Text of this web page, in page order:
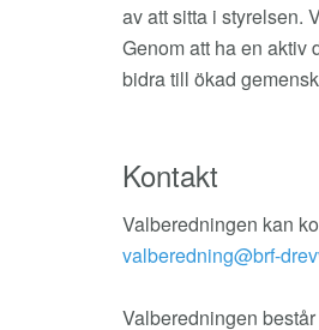
av att sitta i styrelsen.
Genom att ha en aktiv
bidra till ökad
Kontakt
Valberedningen kan
Valberedningen består